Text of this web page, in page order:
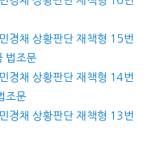
경채 상황판단 재책형 15번
법조문
경채 상황판단 재책형 14번
조문
경채 상황판단 재책형 13번